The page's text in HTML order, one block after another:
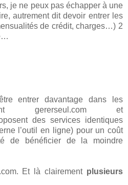
je ne peux pas échapper à une
autrement dit devoir entrer les
de crédit, charges…) 2
entrer davantage dans les
gererseul.com et
des services identiques
l’outil en ligne) pour un coût
de bénéficier de la moindre
Et là clairement plusieurs